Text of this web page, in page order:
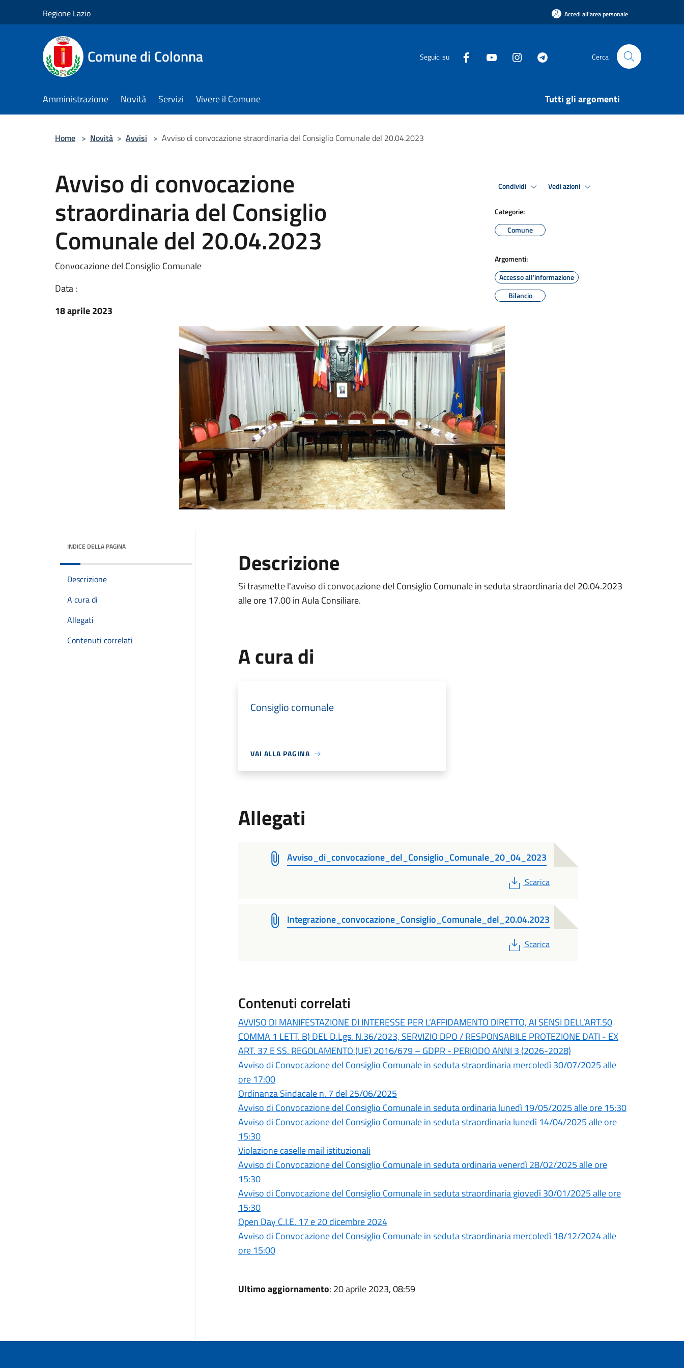
Regione Lazio Accedi all'area personale
Comune di Colonna Seguici su Cerca
Amministrazione Novità Servizi Vivere il Comune Tutti gli argomenti
Home > Novità > Avvisi > Avviso di convocazione straordinaria del Consiglio Comunale del 20.04.2023
Avviso di convocazione
straordinaria del Consiglio
Comunale del 20.04.2023
Convocazione del Consiglio Comunale
Data :
18 aprile 2023
Condividi Vedi azioni
Categorie:
Comune
Argomenti:
Accesso all'informazione
Bilancio
INDICE DELLA PAGINA
Descrizione
A cura di
Allegati
Contenuti correlati
Descrizione
Si trasmette l'avviso di convocazione del Consiglio Comunale in seduta straordinaria del 20.04.2023
alle ore 17.00 in Aula Consiliare.
A cura di
Consiglio comunale
VAI ALLA PAGINA
Allegati
Avviso_di_convocazione_del_Consiglio_Comunale_20_04_2023
PDF
Scarica
Integrazione_convocazione_Consiglio_Comunale_del_20.04.2023
PDF
Scarica
Contenuti correlati
AVVISO DI MANIFESTAZIONE DI INTERESSE PER L’AFFIDAMENTO DIRETTO, AI SENSI DELL’ART.50
COMMA 1 LETT. B) DEL D.Lgs. N.36/2023, SERVIZIO DPO / RESPONSABILE PROTEZIONE DATI - EX
ART. 37 E SS. REGOLAMENTO (UE) 2016/679 – GDPR - PERIODO ANNI 3 (2026-2028)
Avviso di Convocazione del Consiglio Comunale in seduta straordinaria mercoledì 30/07/2025 alle
ore 17:00
Ordinanza Sindacale n. 7 del 25/06/2025
Avviso di Convocazione del Consiglio Comunale in seduta ordinaria lunedì 19/05/2025 alle ore 15:30
Avviso di Convocazione del Consiglio Comunale in seduta straordinaria lunedì 14/04/2025 alle ore
15:30
Violazione caselle mail istituzionali
Avviso di Convocazione del Consiglio Comunale in seduta ordinaria venerdì 28/02/2025 alle ore
15:30
Avviso di Convocazione del Consiglio Comunale in seduta straordinaria giovedì 30/01/2025 alle ore
15:30
Open Day C.I.E. 17 e 20 dicembre 2024
Avviso di Convocazione del Consiglio Comunale in seduta straordinaria mercoledì 18/12/2024 alle
ore 15:00
Ultimo aggiornamento: 20 aprile 2023, 08:59